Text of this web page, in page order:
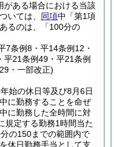
がある場合における当該
いては、 同項中「第1項
るのは、「100分の
7条例8・平14条例12・
21条例49・平21条例
・一部改正)
始の休日等及び8月6日
に勤務することを命ぜ
に勤務した全時間に対
規定する勤務1時間当た
の150までの範囲内で
休日勤務手当として支